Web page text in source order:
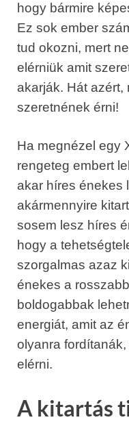
hogy bármire
Ez sok ember
tud okozni, mert
elérniük amit
akarják. Hát azért,
szeretnének érni!
Ha megnézel egy
rengeteg embert
akar híres énekes
akármennyire
sosem lesz híres
hogy a
szorgalmas azaz
énekes a
boldogabbak
energiát, amit az
olyanra
elérni.
A kitartás